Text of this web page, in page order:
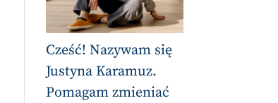
Cześć! Nazywam się
Justyna Karamuz.
Pomagam zmieniać